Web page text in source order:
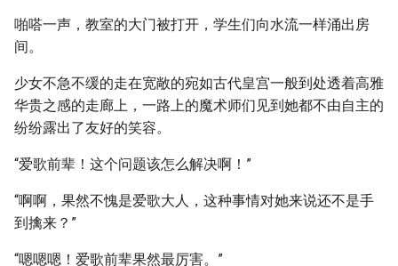
啪嗒一声，教室的大门被打开，学生们向水流一样涌出房
间。
少女不急不缓的走在宽敞的宛如古代皇宫一般到处透着高雅
华贵之感的走廊上，一路上的魔术师们见到她都不由自主的
纷纷露出了友好的笑容。
“爱歌前辈！这个问题该怎么解决啊！”
“啊啊，果然不愧是爱歌大人，这种事情对她来说还不是手
到擒来？”
“嗯嗯嗯！爱歌前辈果然最厉害。”